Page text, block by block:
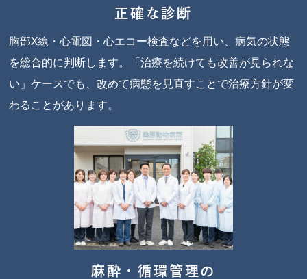
正確な診断
胸部X線・心電図・心エコー検査などを用い、病気の状態
を総合的に判断します。「治療を続けても改善が見られな
い」ケースでも、改めて病態を見直すことで治療方針が変
わることがあります。
麻酔・循環管理の